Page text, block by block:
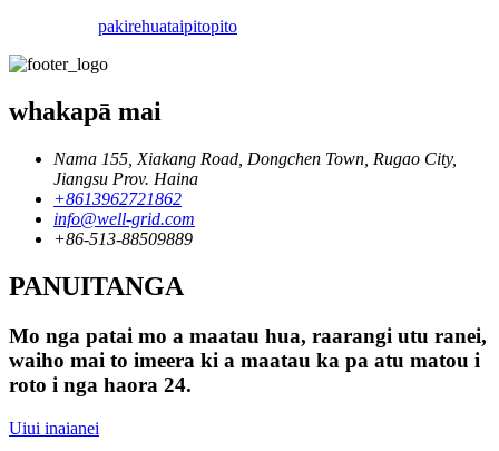
pakirehuataipitopito
whakapā mai
Nama 155, Xiakang Road, Dongchen Town, Rugao City,
Jiangsu Prov. Haina
+8613962721862
info@well-grid.com
+86-513-88509889
PANUITANGA
Mo nga patai mo a maatau hua, raarangi utu ranei,
waiho mai to imeera ki a maatau ka pa atu matou i
roto i nga haora 24.
Uiui inaianei